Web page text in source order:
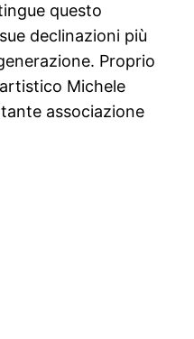
questo
declinazioni più
Proprio
Michele
associazione